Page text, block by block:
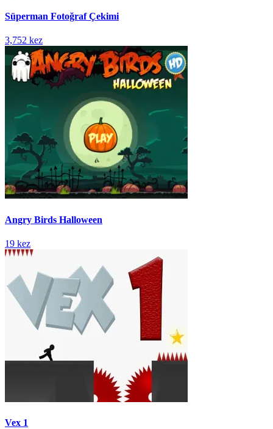
Süperman Fotoğraf Çekimi
3,752 kez
Angry Birds Halloween
19 kez
Vex 1